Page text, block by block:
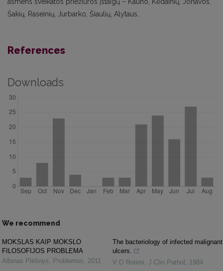
Šakių, Raseinių, Jurbarko, Šiaulių, Alytaus.
References
Downloads
We recommend
MOKSLAS KAIP MOKSLO
FILOSOFIJOS PROBLEMA
Albinas Plėšnys
Problemos
2011
The bacteriology of infected malignant
ulcers.
V O Rotimi J Clin Pathol
1984